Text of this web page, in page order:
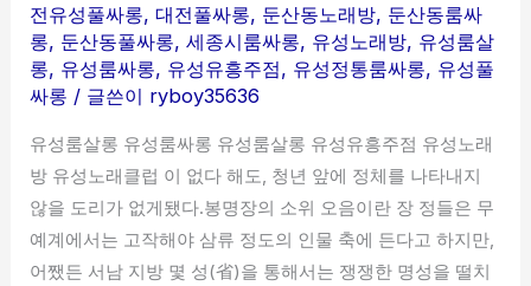
전유성풀싸롱,대전풀싸롱, 둔산동노래방, 둔산동룸싸
롱, 둔산동풀싸롱,세종시룸싸롱, 유성노래방, 유성룸살
롱, 유성룸싸롱, 유성유흥주점, 유성정통룸싸롱, 유성풀
싸롱 / 글쓴이 ryboy35636
유성룸살롱 유성룸싸롱 유성룸살롱 유성유흥주점 유성노래
방 유성노래클럽 이 없다 해도, 청년 앞에 정체를 나타내지
않을 도리가 없게됐다.봉명장의 소위 오음이란 장 정들은 무
예계에서는 고작해야 삼류 정도의 인물 축에 든다고 하지만,
어쨌든 서남 지방 몇 성(省)을 통해서는 쟁쟁한 명성을 떨치